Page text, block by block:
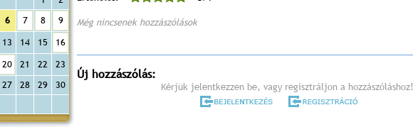
6 7 8 9
13 14 15 16
20 21 22
23
27 28 29
30
Még nincsenek hozzászólások
Új hozzászólás:
Kérjük jelentkezzen be, vagy regisztráljon a hozzászóláshoz!